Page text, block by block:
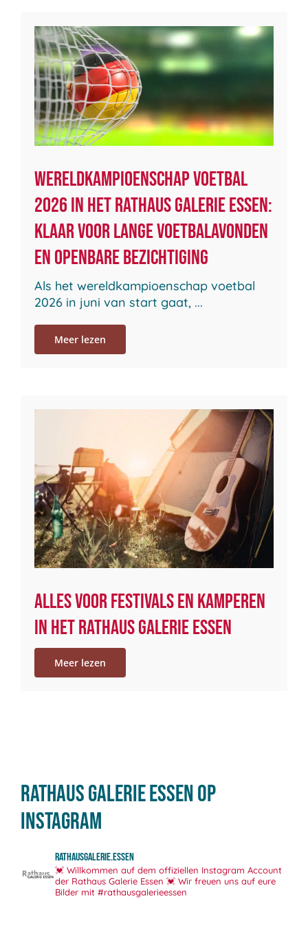
Wereldkampioenschap voetbal
2026 in het Rathaus Galerie Essen:
Klaar voor lange voetbalavonden
en openbare bezichtiging
Als het wereldkampioenschap voetbal
2026 in juni van start gaat, ...
Meer lezen
Alles voor festivals en kamperen
in het Rathaus Galerie Essen
Meer lezen
Rathaus Galerie Essen op
Instagram
rathausgalerie.essen
💓 Willkommen auf dem offiziellen Instagram Account
der Rathaus Galerie Essen 💓Wir freuen uns auf eure
Bilder mit #rathausgalerieessen